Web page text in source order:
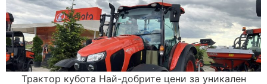
Трактор кубота Най-добрите цени за уникален